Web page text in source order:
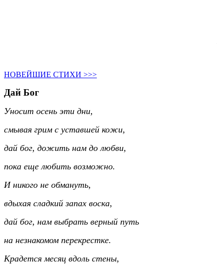
НОВЕЙШИЕ СТИХИ >>>
Дай Бог
Уносит осень эти дни,
смывая грим с уставшей кожи,
дай бог, дожить нам до любви,
пока еще любить возможно.
И никого не обмануть,
вдыхая сладкий запах воска,
дай бог, нам выбрать верный путь
на незнакомом перекрестке.
Крадется месяц вдоль стены,